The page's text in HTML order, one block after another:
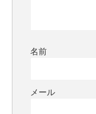
名前
メール